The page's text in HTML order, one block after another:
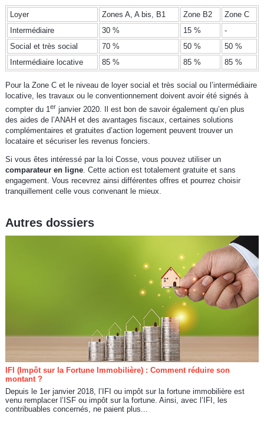
Loyer Zones A, A bis, B1 Zone B2
Zone C
Intermédiaire
30 % 15 %
-
Social et très social
70 % 50 %
50 %
Intermédiaire locative
85 % 85 % 85 %
Pour la Zone C et le niveau de loyer social et très social ou l’intermédiaire
locative, les travaux ou le conventionnement doivent avoir été signés à
compter du 1 er janvier 2020. Il est bon de savoir également qu’en plus
des aides de l’ANAH et des avantages fiscaux, certaines solutions
complémentaires et gratuites d’action logement peuvent trouver un
locataire et sécuriser les revenus fonciers.
Si vous êtes intéressé par la loi Cosse, vous pouvez utiliser un
comparateur en ligne. Cette action est totalement gratuite et sans
engagement. Vous recevrez ainsi différentes offres et pourrez choisir
tranquillement celle vous convenant le mieux.
Autres dossiers
IFI (Impôt sur la Fortune Immobilière) : Comment réduire son
montant ?
Depuis le 1er janvier 2018, l’IFI ou impôt sur la fortune immobilière est
venu remplacer l’ISF ou impôt sur la fortune. Ainsi, avec l’IFI, les
contribuables concernés, ne paient plus...